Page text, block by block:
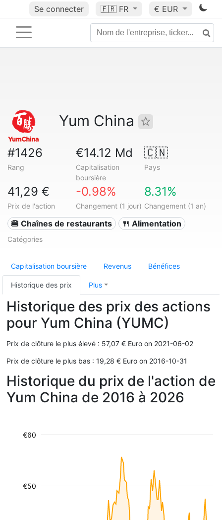
Se connecter 🇫🇷 FR € EUR
Yum China
#1426
Rang
€14.12 Md
Capitalisation
boursière
🇨🇳
Pays
41,29 €
Prix de l'action
-0.98%
Changement (1 jour)
8.31%
Changement (1 an)
🍔 Chaînes de restaurants 🍴 Alimentation
Catégories
Capitalisation boursière Revenus Bénéfices
Historique des prix Plus
Historique des prix des actions
pour Yum China (YUMC)
Prix de clôture le plus élevé : 57,07 € Euro on 2021-06-02
Prix de clôture le plus bas : 19,28 € Euro on 2016-10-31
Historique du prix de l'action de
Yum China de 2016 à 2026
€50
€60